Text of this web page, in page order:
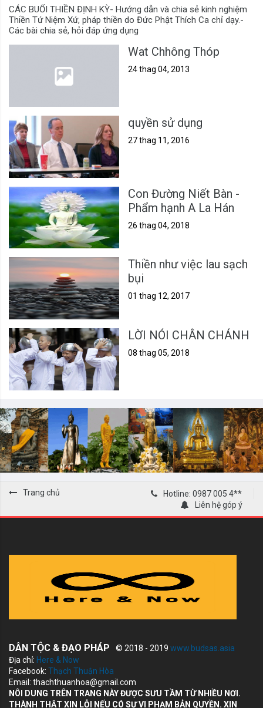
CÁC BUỔI THIỀN ĐỊNH KỲ- Hướng dẫn và chia sẻ kinh nghiệm
Thiền Tứ Niệm Xứ, pháp thiền do Đức Phật Thích Ca chỉ dạy.-
Các bài chia sẻ, hỏi đáp ứng dụng
Wat Chhông Thóp
24 thag 04, 2013
quyền sử dụng
27 thag 11, 2016
Con Đường Niết Bàn -
Phẩm hạnh A La Hán
26 thag 04, 2018
Thiền như việc lau sạch
bụi
01 thag 12, 2017
LỜI NÓI CHÂN CHÁNH
08 thag 05, 2018
Trang chủ
Hotline: 0987 005 4**
Liên hệ góp ý
DÂN TỘC & ĐẠO PHÁP © 2018 - 2019 www.budsas.asia
Địa chỉ: Here & Now
Facebook: Thạch Thuận Hòa
Email: thachthuanhoa@gmail.com
NÔI DUNG TRÊN TRANG NÀY ĐƯỢC SƯU TẦM TỪ NHIỀU NƠI.
THÀNH THẬT XIN LỖI NẾU CÓ SỰ VI PHẠM BẢN QUYỀN. XIN